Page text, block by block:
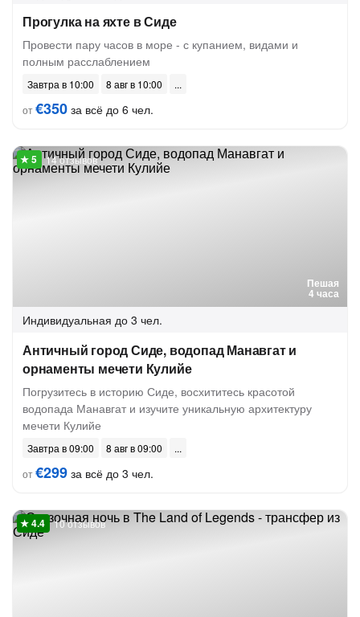
Прогулка на яхте в Сиде
Провести пару часов в море - с купанием, видами и
полным расслаблением
Завтра в 10:00
8 авг в 10:00
от€350 за всё до 6 чел.
Пешая
4 часа
14 отзывов
Индивидуальная до 3 чел.
Античный город Сиде, водопад Манавгат и
орнаменты мечети Кулийе
Погрузитесь в историю Сиде, восхититесь красотой
водопада Манавгат и изучите уникальную архитектуру
мечети Кулийе
Завтра в 09:00
8 авг в 09:00
от€299 за всё до 3 чел.
10 отзывов